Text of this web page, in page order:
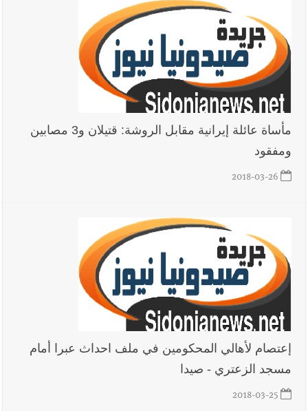
مأساة عائلة إيرانية مقابل الروشة: قتيلان و3 مصابين
ومفقود
2018-03-26
إعتصام لأهالي المحكومين في ملف احداث عبرا أمام
مسجد الزعتري - صيدا
2018-03-25